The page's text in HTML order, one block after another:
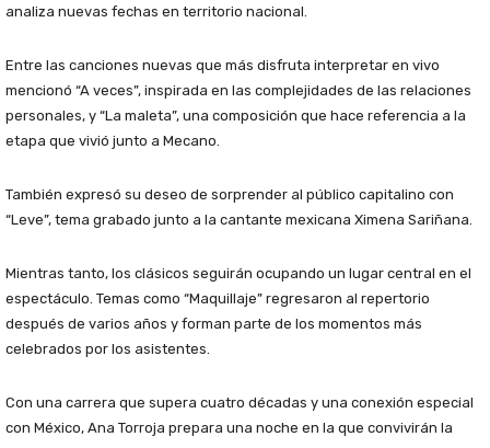
analiza nuevas fechas en territorio nacional.
Entre las canciones nuevas que más disfruta interpretar en vivo
mencionó “A veces”, inspirada en las complejidades de las relaciones
personales, y “La maleta”, una composición que hace referencia a la
etapa que vivió junto a Mecano.
También expresó su deseo de sorprender al público capitalino con
“Leve”, tema grabado junto a la cantante mexicana Ximena Sariñana.
Mientras tanto, los clásicos seguirán ocupando un lugar central en el
espectáculo. Temas como “Maquillaje” regresaron al repertorio
después de varios años y forman parte de los momentos más
celebrados por los asistentes.
Con una carrera que supera cuatro décadas y una conexión especial
con México, Ana Torroja prepara una noche en la que convivirán la